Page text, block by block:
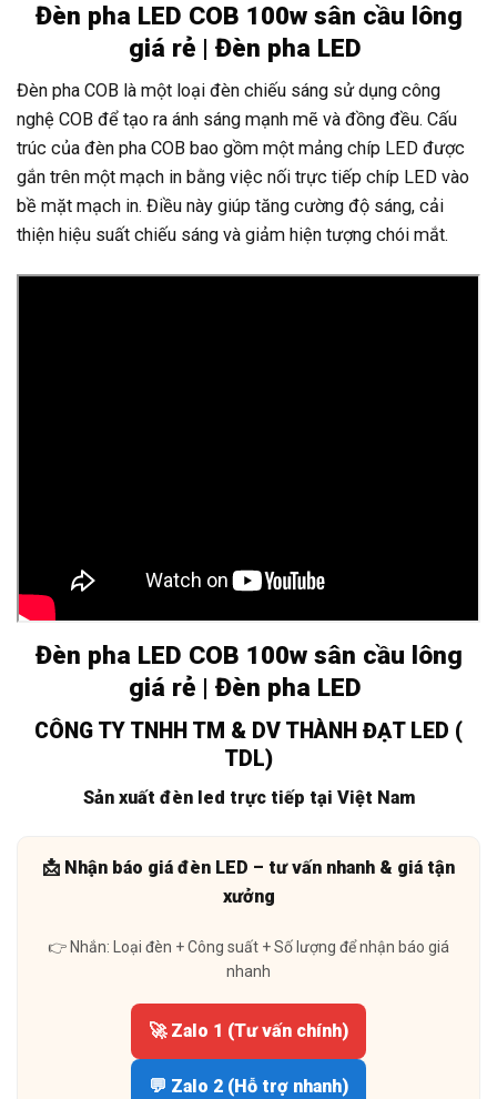
Đèn pha LED COB 100w sân cầu lông
giá rẻ | Đèn pha LED
Đèn pha COB là một loại đèn chiếu sáng sử dụng công
nghệ COB để tạo ra ánh sáng mạnh mẽ và đồng đều. Cấu
trúc của đèn pha COB bao gồm một mảng chíp LED được
gắn trên một mạch in bằng việc nối trực tiếp chíp LED vào
bề mặt mạch in. Điều này giúp tăng cường độ sáng, cải
thiện hiệu suất chiếu sáng và giảm hiện tượng chói mắt.
Đèn pha LED COB 100w sân cầu lông
giá rẻ | Đèn pha LED
CÔNG TY TNHH TM & DV THÀNH ĐẠT LED (
TDL)
Sản xuất đèn led trực tiếp tại Việt Nam
📩 Nhận báo giá đèn LED – tư vấn nhanh & giá tận
xưởng
👉 Nhắn: Loại đèn + Công suất + Số lượng để nhận báo giá
nhanh
🚀 Zalo 1 (Tư vấn chính)
💬 Zalo 2 (Hỗ trợ nhanh)